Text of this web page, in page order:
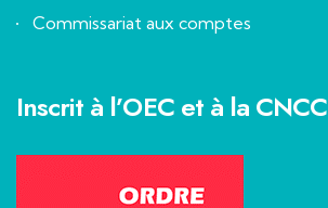
Commissariat aux comptes
Inscrit à l’OEC et à la CNCC